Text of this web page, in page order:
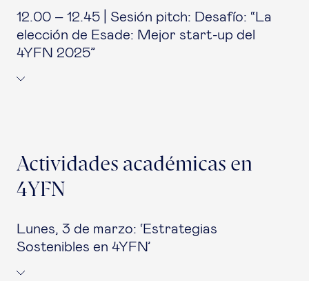
12.00 – 12.45 | Sesión pitch: Desafío: “La
elección de Esade: Mejor start-up del
4YFN 2025”
Actividades académicas en
4YFN
Lunes, 3 de marzo: ‘Estrategias
Sostenibles en 4YFN’